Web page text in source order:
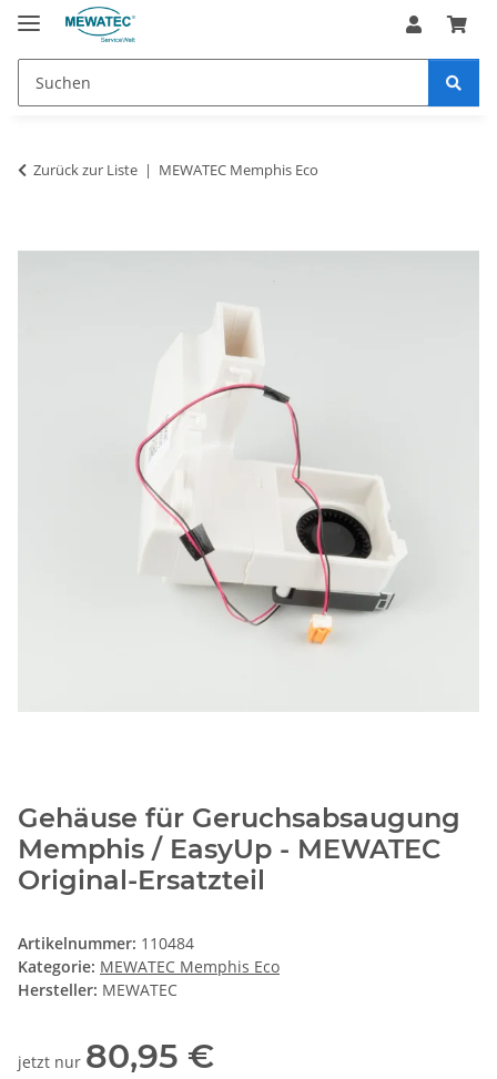
Zurück zur Liste MEWATEC Memphis Eco
Gehäuse für Geruchsabsaugung
Memphis / EasyUp - MEWATEC
Original-Ersatzteil
Artikelnummer: 110484
Kategorie: MEWATEC Memphis Eco
Hersteller: MEWATEC
jetzt nur 80,95 €